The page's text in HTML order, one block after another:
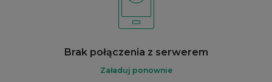
Brak połączenia z serwerem
Załaduj ponownie